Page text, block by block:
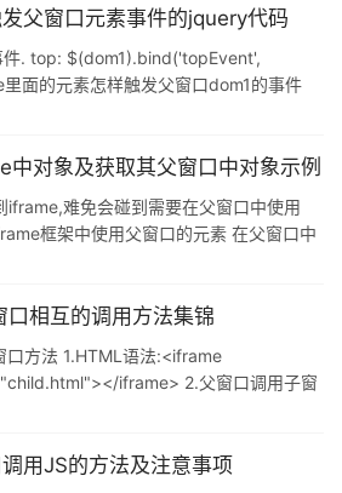
父窗口元素事件的jquery代码
件. top: $(dom1).bind('topEvent',
面的元素怎样触发父窗口dom1的事件
里面的jquery并不会触发另一个
中对象及获取其父窗口中对象示例
难免会碰到需要在父窗口中使用
框架中使用父窗口的元素 在父窗口中
在iframe中获取父
相互的调用方法集锦
方法 1.HTML语法:<iframe
iframe> 2.父窗口调用子窗
4.父窗口页面源码: 复制代码 代码如下:
用JS的方法及注意事项